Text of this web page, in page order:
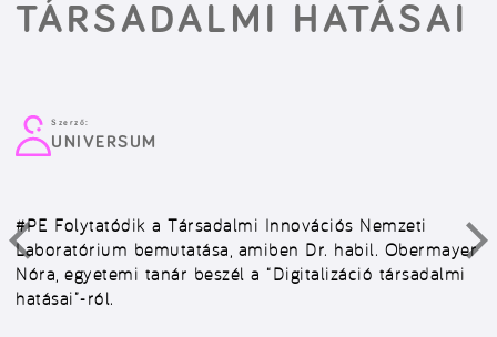
TÁRSADALMI HATÁSAI
Szerző:
UNIVERSUM
#PE Folytatódik a Társadalmi Innovációs Nemzeti
Laboratórium bemutatása, amiben Dr. habil. Obermayer
Nóra, egyetemi tanár beszél a “Digitalizáció társadalmi
hatásai”-ról.